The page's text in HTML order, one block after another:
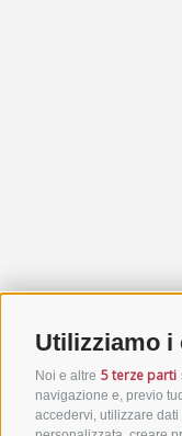
Utilizziamo i
Noi e altre 5 terze parti
navigazione e, previo
accedervi, utilizzare